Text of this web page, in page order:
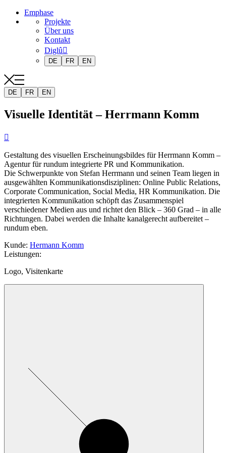
Emphase
Projekte
Über uns
Kontakt
Diglû
DE FR EN
DE FR EN
Visuelle Identität – Herrmann Komm

Gestaltung des visuellen Erscheinungsbildes für Herrmann Komm –
Agentur für rundum integrierte PR und Kommunikation.
Die Schwerpunkte von Stefan Herrmann und seinen Team liegen in
ausgewählten Kommunikationsdisziplinen: Online Public Relations,
Corporate Communication, Social Media, HR Kommunikation. Die
integrierten Kommunikation schöpft das Zusammenspiel
verschiedener Medien aus und richtet den Blick – 360 Grad – in alle
Richtungen. Dabei werden die Inhalte kanalgerecht aufbereitet –
rundum eben.
Kunde: Hermann Komm
Leistungen:
Logo, Visitenkarte